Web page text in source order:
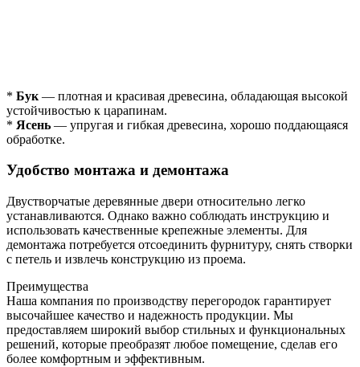
* Бук — плотная и красивая древесина, обладающая высокой
устойчивостью к царапинам.
* Ясень — упругая и гибкая древесина, хорошо поддающаяся
обработке.
Удобство монтажа и демонтажа
Двустворчатые деревянные двери относительно легко
устанавливаются. Однако важно соблюдать инструкцию и
использовать качественные крепежные элементы. Для
демонтажа потребуется отсоединить фурнитуру, снять створки
с петель и извлечь конструкцию из проема.
Преимущества
Наша компания по производству перегородок гарантирует
высочайшее качество и надежность продукции. Мы
предоставляем широкий выбор стильных и функциональных
решений, которые преобразят любое помещение, сделав его
более комфортным и эффективным.